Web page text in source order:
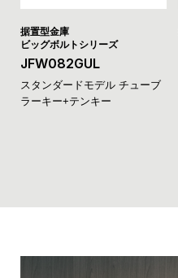
据置型金庫
ビッグボルトシリーズ
JFW082GUL
スタンダード
チューブ
ラーキー
テンキー